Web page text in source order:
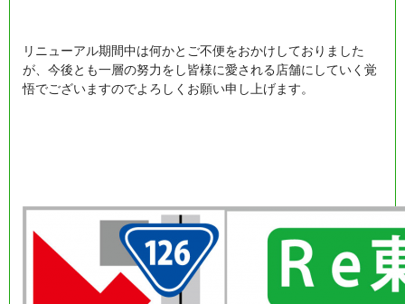
リニューアル期間中は何かとご不便をおかけしておりました
が、今後とも一層の努力をし皆様に愛される店舗にしていく覚
悟でございますのでよろしくお願い申し上げます。